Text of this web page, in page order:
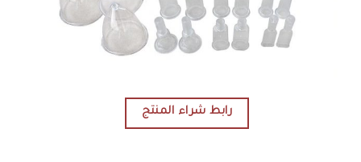
رابط شراء المنتج